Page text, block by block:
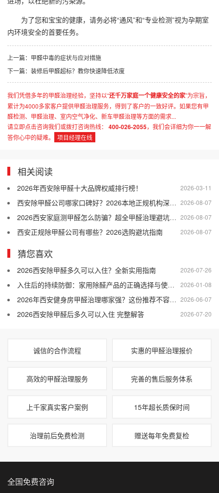
为了您和宝宝的健康，请务必将“通风”和“专业检测”视为孕期室
内环境安全的首要任务。
上一篇： 甲醛中毒的症状与应对措施
下一篇： 装修后甲醛超标？教你快速降低浓度
我们凭借多年的甲醛治理经验，坚持以“还千万家庭一个健康安全的家”为宗旨，
累计为4000多家客户提供甲醛治理服务，得到了客户的一致好评。如果您有甲
醛检测、甲醛治理、室内空气净化、新车甲醛治理等方面的需求...
请立即点击咨询我们或拨打咨询热线：
400-026-2055，我们会详细为你一一解
答你心中的疑难。
项目经理在线
相关阅读
2026-03-11
2026年西安除甲醛十大品牌权威排行榜！
2026-08-07
西安除甲醛公司哪家口碑好？2026本地正规机构深度盘点
2026-08-07
2026西安家庭测甲醛怎么防骗？超全甲醛治理避坑指南
2026-08-07
西安正规除甲醛公司有哪些？2026选购避坑指南
猜您喜欢
2026-07-26
2026西安除甲醛多久可以入住？全新实用指南
2026-01-08
入住后的持续防御：家用除醛产品的正确选择与使用策略
2026-06-07
2026年西安健身房甲醛治理哪家强？这份推荐不容错过！
2026-07-20
2026西安除甲醛后多久可以入住 完整解答
诚信的合作流程 实惠的甲醛治理报价
高效的甲醛治理服务 完善的售后服务体系
上千家真实客户案例 15年超长质保时间
治理前后免费检测 赠送每年免费复检
全国免费咨询